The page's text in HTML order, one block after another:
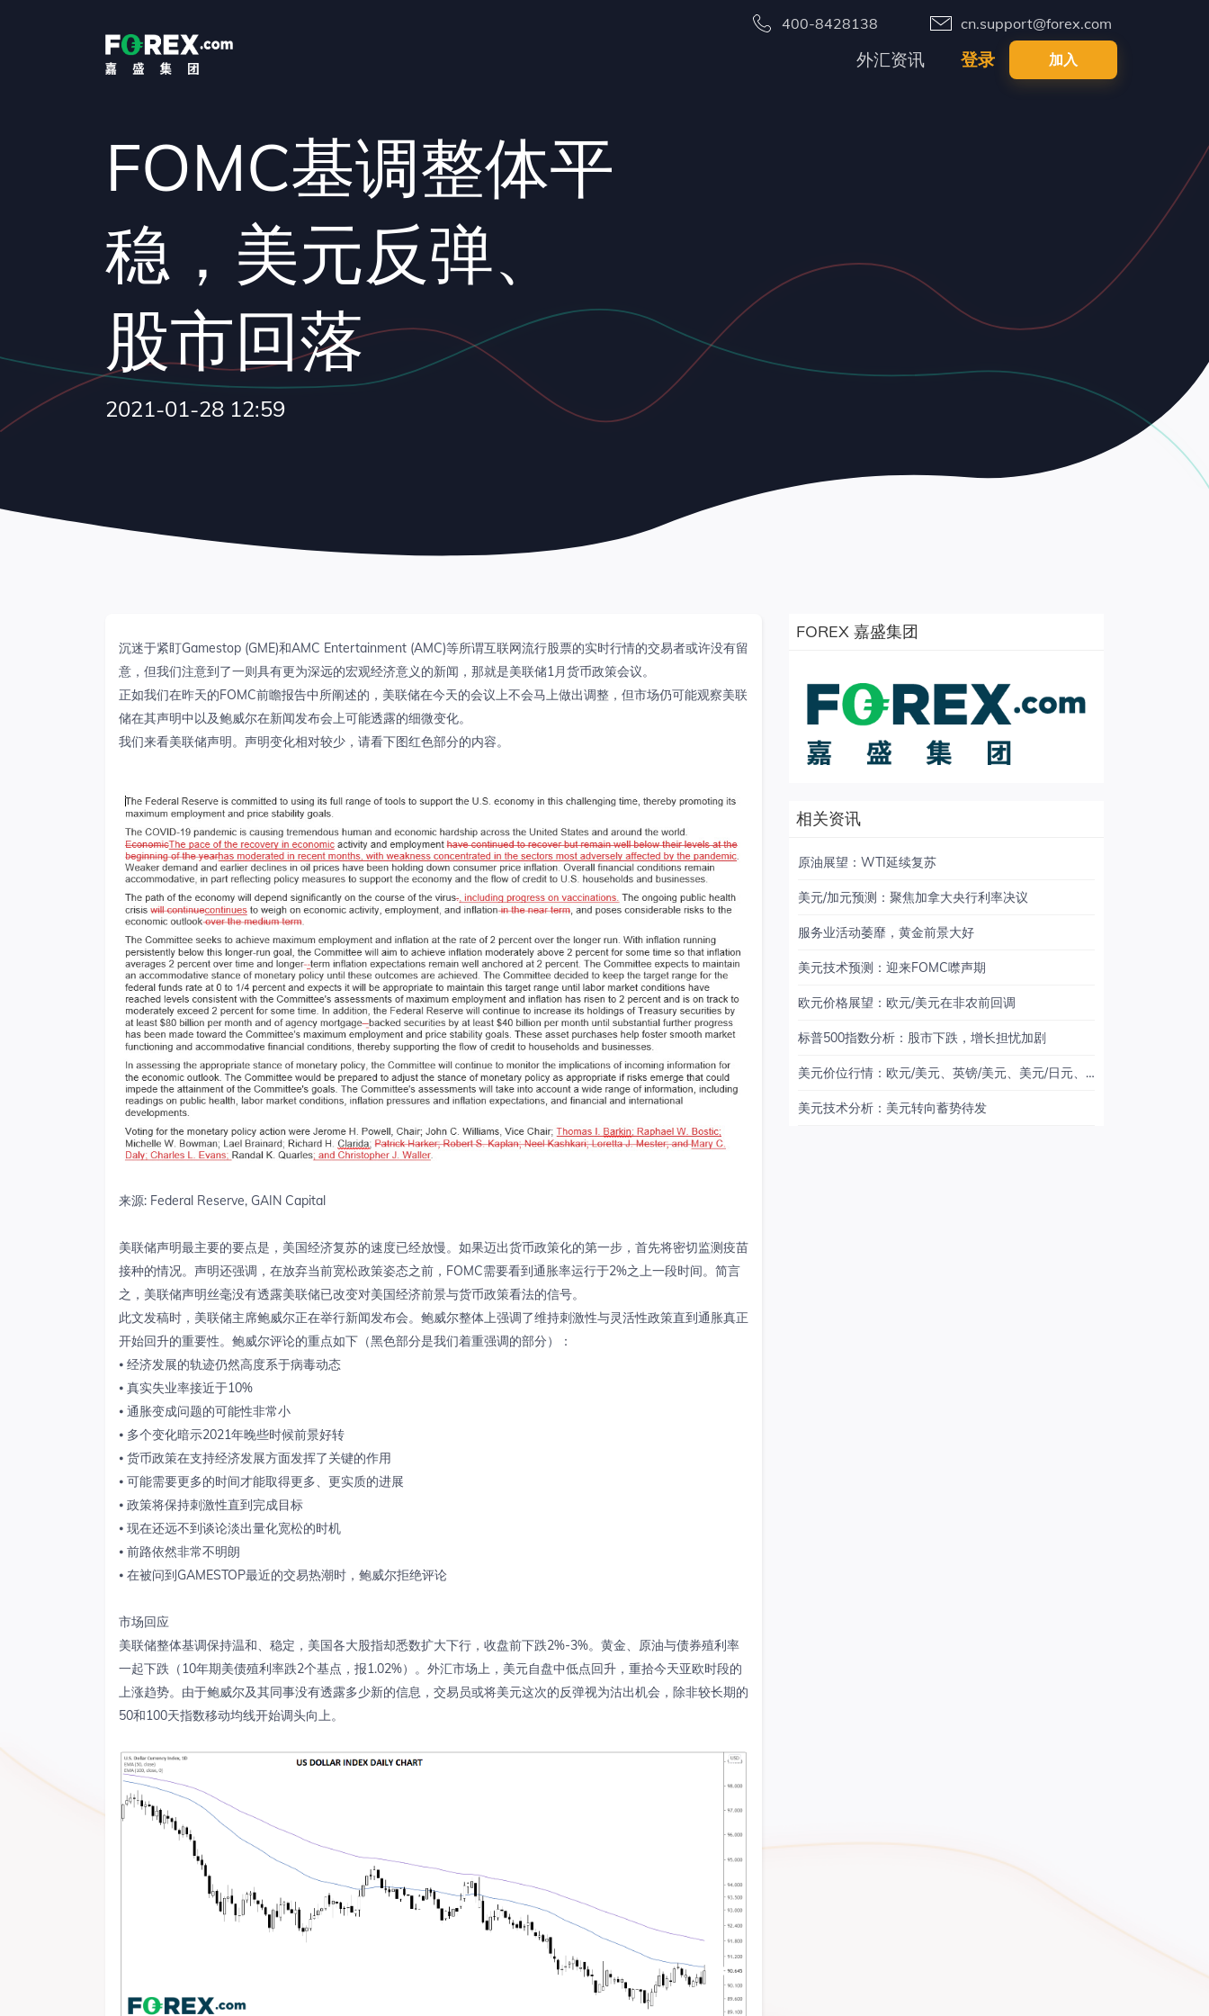
400-8428138 cn.support@forex.com
外汇资讯 登录 加入
FOMC基调整体平
稳，美元反弹、
股市回落
2021-01-28 12:59
沉迷于紧盯Gamestop (GME)和AMC Entertainment (AMC)等所谓互联网流行股票的实时行情的交易者或许没有留
意，但我们注意到了一则具有更为深远的宏观经济意义的新闻，那就是美联储1月货币政策会议。
正如我们在昨天的FOMC前瞻报告中所阐述的，美联储在今天的会议上不会马上做出调整，但市场仍可能观察美联
储在其声明中以及鲍威尔在新闻发布会上可能透露的细微变化。
我们来看美联储声明。声明变化相对较少，请看下图红色部分的内容。
来源: Federal Reserve, GAIN Capital
美联储声明最主要的要点是，美国经济复苏的速度已经放慢。如果迈出货币政策化的第一步，首先将密切监测疫苗
接种的情况。声明还强调，在放弃当前宽松政策姿态之前，FOMC需要看到通胀率运行于2%之上一段时间。简言
之，美联储声明丝毫没有透露美联储已改变对美国经济前景与货币政策看法的信号。
此文发稿时，美联储主席鲍威尔正在举行新闻发布会。鲍威尔整体上强调了维持刺激性与灵活性政策直到通胀真正
开始回升的重要性。鲍威尔评论的重点如下（黑色部分是我们着重强调的部分）：
⦁ 经济发展的轨迹仍然高度系于病毒动态
⦁ 真实失业率接近于10%
⦁ 通胀变成问题的可能性非常小
⦁ 多个变化暗示2021年晚些时候前景好转
⦁ 货币政策在支持经济发展方面发挥了关键的作用
⦁ 可能需要更多的时间才能取得更多、更实质的进展
⦁ 政策将保持刺激性直到完成目标
⦁ 现在还远不到谈论淡出量化宽松的时机
⦁ 前路依然非常不明朗
⦁ 在被问到GAMESTOP最近的交易热潮时，鲍威尔拒绝评论
市场回应
美联储整体基调保持温和、稳定，美国各大股指却悉数扩大下行，收盘前下跌2%-3%。黄金、原油与债券殖利率
一起下跌（10年期美债殖利率跌2个基点，报1.02%）。外汇市场上，美元自盘中低点回升，重拾今天亚欧时段的
上涨趋势。由于鲍威尔及其同事没有透露多少新的信息，交易员或将美元这次的反弹视为沽出机会，除非较长期的
50和100天指数移动均线开始调头向上。
FOREX 嘉盛集团
相关资讯
原油展望：WTI延续复苏
美元/加元预测：聚焦加拿大央行利率决议
服务业活动萎靡，黄金前景大好
美元技术预测：迎来FOMC噤声期
欧元价格展望：欧元/美元在非农前回调
标普500指数分析：股市下跌，增长担忧加剧
美元价位行情：欧元/美元、英镑/美元、美元/日元、美元/加元、黄金
美元技术分析：美元转向蓄势待发